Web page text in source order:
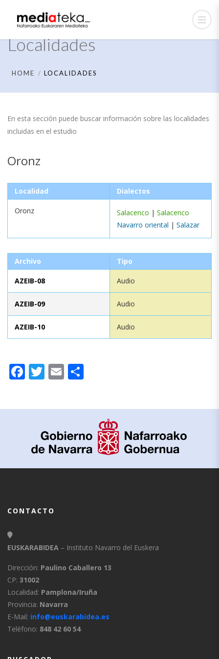
Localidades
HOME LOCALIDADES
En esta sección puede buscar información sobre las localidades
incluidas en el estudio
Oronz
Localidad Dialectos
Oronz Salacenco | Salacenco
Navarro oriental | Salazar
Archivo Tipo
AZEIB-08 Audio
AZEIB-09 Audio
AZEIB-10 Audio
Facebook
Twitter
Email
CONTACTO
EUSKARABIDEA – Instituto Navarro del Euskera
Dirección: Paulino Caballero 13
CP: 31002
Localidad: Pamplona/Iruña
Provincia: Navarra
E-Mail: info@euskarabidea.es
Teléfono: 848 42 60 54